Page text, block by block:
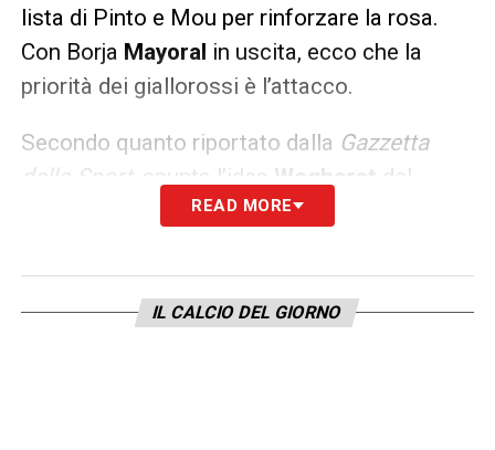
lista di Pinto e Mou per rinforzare la rosa.
Con Borja Mayoral in uscita, ecco che la
priorità dei giallorossi è l’attacco.
Secondo quanto riportato dalla Gazzetta
dello Sport, spunta l’idea Weghorst
del
Wolfsburg, soluzione ideale come bomber di
LA PLAYLIST DELLE NOSTRE TOP NEWS
READ MORE
IL CALCIO DEL GIORNO